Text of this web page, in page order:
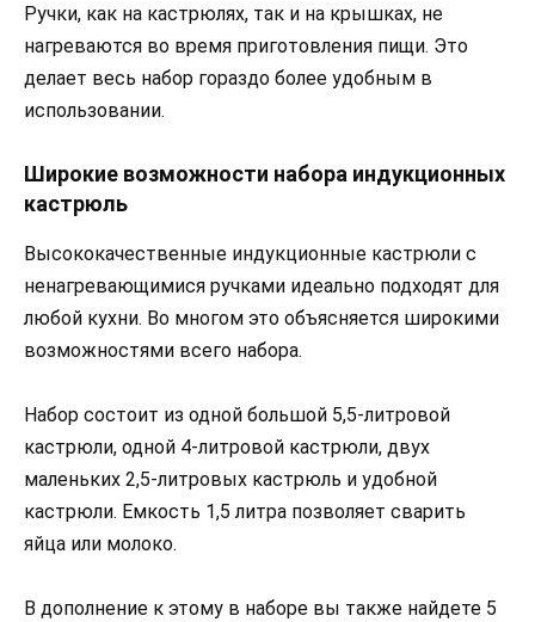
Ручки, как на кастрюлях, так и на крышках, не
нагреваются во время приготовления пищи. Это
делает весь набор гораздо более удобным в
использовании.
Широкие возможности набора индукционных
кастрюль
Высококачественные индукционные кастрюли с
ненагревающимися ручками идеально подходят для
любой кухни. Во многом это объясняется широкими
возможностями всего набора.
Набор состоит из одной большой 5,5-литровой
кастрюли, одной 4-литровой кастрюли, двух
маленьких 2,5-литровых кастрюль и удобной
кастрюли. Емкость 1,5 литра позволяет сварить
яйца или молоко.
В дополнение к этому в наборе вы также найдете 5